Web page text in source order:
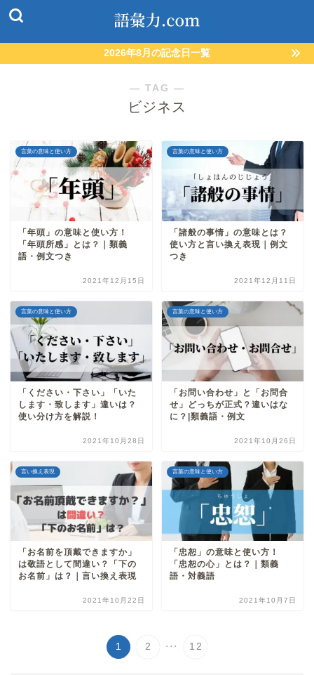
2026年8月の記念日一覧
― TAG ―
ビジネス
言葉の意味と使い方
「年頭」の意味と使い方！
「年頭所感」とは？｜類義
語・例文つき
2021年12月15日
言葉の意味と使い方
「諸般の事情」の意味とは？
使い方と言い換え表現｜例文
つき
2021年12月11日
言葉の意味と使い方
「ください・下さい」「いた
します・致します」違いは？
使い分け方を解説！
2021年10月28日
言葉の意味と使い方
「お問い合わせ」と「お問合
せ」どっちが正式？違いはな
に？|類義語・例文
2021年10月26日
言い換え表現
「お名前を頂戴できますか」
は敬語として間違い？「下の
お名前」は？｜言い換え表現
2021年10月22日
言葉の意味と使い方
「忠恕」の意味と使い方！
「忠恕の心」とは？｜類義
語・対義語
2021年10月7日
1 2 ... 12